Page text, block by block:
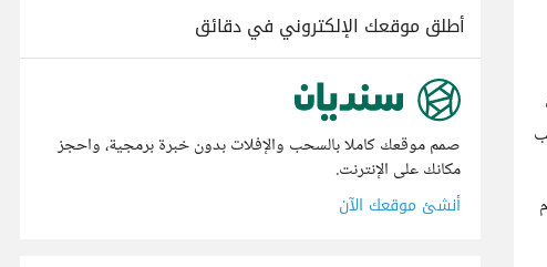
أطلق موقعك الإلكتروني في دقائق
صمم موقعك كاملا بالسحب والإفلات بدون خبرة برمجية، واحجز
مكانك على الإنترنت.
أنشئ موقعك الآن